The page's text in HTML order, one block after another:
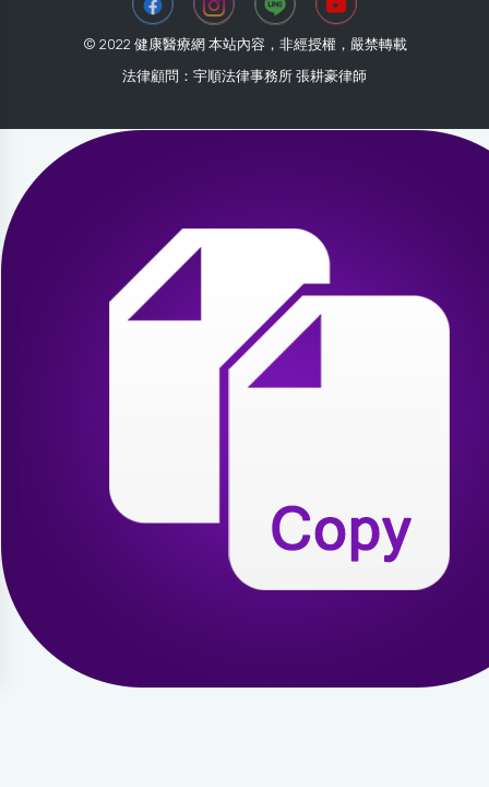
© 2022 健康醫療網 本站內容，非經授權，嚴禁轉載
法律顧問：宇順法律事務所 張耕豪律師